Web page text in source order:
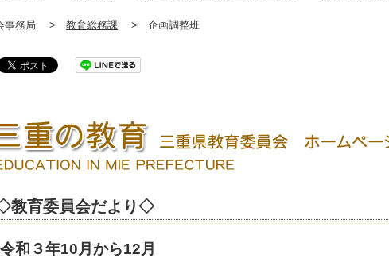
事務局 > 教育総務課 > 企画調整班
教育委員会だより◇
令和３年10月から12月